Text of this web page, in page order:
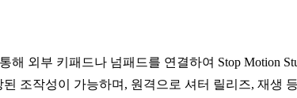
해 외부 키패드나 넘패드를 연결하여 Stop Motion
조작성이 가능하며, 원격으로 셔터 릴리즈, 재생